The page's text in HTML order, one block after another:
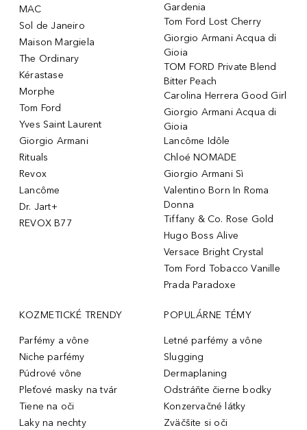
MAC
Sol de Janeiro
Maison Margiela
The Ordinary
Kérastase
Morphe
Tom Ford
Yves Saint Laurent
Giorgio Armani
Rituals
Revox
Lancôme
Dr. Jart+
REVOX B77
Gardenia
Tom Ford Lost Cherry
Giorgio Armani Acqua di
Gioia
TOM FORD Private Blend
Bitter Peach
Carolina Herrera Good Girl
Giorgio Armani Acqua di
Gioia
Lancôme Idôle
Chloé NOMADE
Giorgio Armani Sì
Valentino Born In Roma
Donna
Tiffany & Co. Rose Gold
Hugo Boss Alive
Versace Bright Crystal
Tom Ford Tobacco Vanille
Prada Paradoxe
KOZMETICKÉ TRENDY
Parfémy a vône
Niche parfémy
Púdrové vône
Pleťové masky na tvár
Tiene na oči
Laky na nechty
POPULÁRNE TÉMY
Letné parfémy a vône
Slugging
Dermaplaning
Odstráňte čierne bodky
Konzervačné látky
Zväčšite si oči